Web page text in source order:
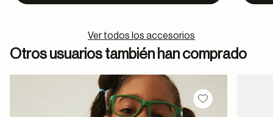
Ver todos los accesorios
Otros usuarios también han comprado
Guardar en